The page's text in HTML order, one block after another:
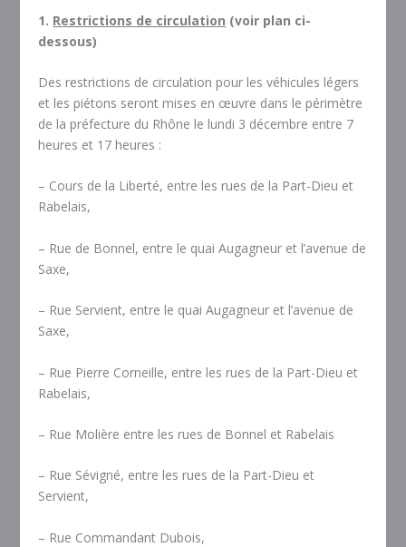
1. Restrictions de circulation (voir plan ci-
dessous)
Des restrictions de circulation pour les véhicules légers
et les piétons seront mises en œuvre dans le périmètre
de la préfecture du Rhône le lundi 3 décembre entre 7
heures et 17 heures :
– Cours de la Liberté, entre les rues de la Part-Dieu et
Rabelais,
– Rue de Bonnel, entre le quai Augagneur et l’avenue de
Saxe,
– Rue Servient, entre le quai Augagneur et l’avenue de
Saxe,
– Rue Pierre Corneille, entre les rues de la Part-Dieu et
Rabelais,
– Rue Molière entre les rues de Bonnel et Rabelais
– Rue Sévigné, entre les rues de la Part-Dieu et
Servient,
– Rue Commandant Dubois,